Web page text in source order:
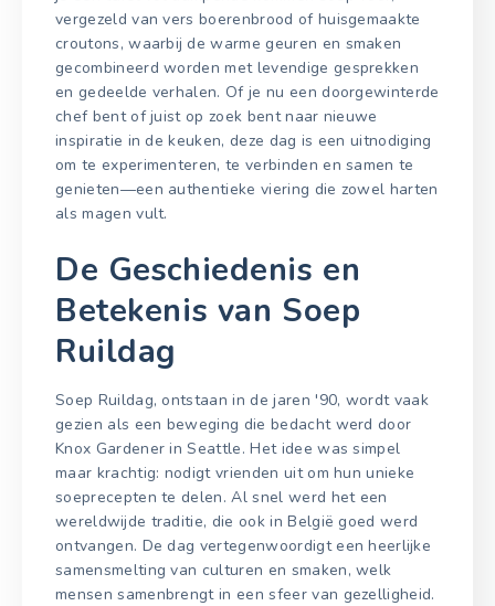
vergezeld van vers boerenbrood of huisgemaakte
croutons, waarbij de warme geuren en smaken
gecombineerd worden met levendige gesprekken
en gedeelde verhalen. Of je nu een doorgewinterde
chef bent of juist op zoek bent naar nieuwe
inspiratie in de keuken, deze dag is een uitnodiging
om te experimenteren, te verbinden en samen te
genieten—een authentieke viering die zowel harten
als magen vult.
De Geschiedenis en
Betekenis van Soep
Ruildag
Soep Ruildag, ontstaan in de jaren '90, wordt vaak
gezien als een beweging die bedacht werd door
Knox Gardener in Seattle. Het idee was simpel
maar krachtig: nodigt vrienden uit om hun unieke
soeprecepten te delen. Al snel werd het een
wereldwijde traditie, die ook in België goed werd
ontvangen. De dag vertegenwoordigt een heerlijke
samensmelting van culturen en smaken, welk
mensen samenbrengt in een sfeer van gezelligheid.